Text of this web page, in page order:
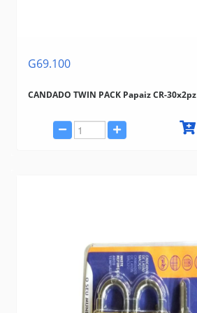
G69.100
CANDADO TWIN PACK Papaiz CR-30x2pz